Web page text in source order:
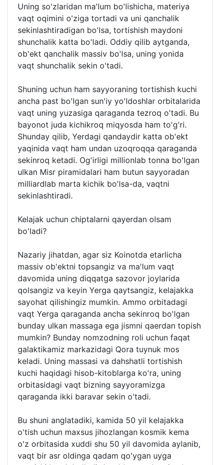
Uning so'zlaridan ma'lum bo'lishicha, materiya
vaqt oqimini o'ziga tortadi va uni qanchalik
sekinlashtiradigan bo'lsa, tortishish maydoni
shunchalik katta bo'ladi. Oddiy qilib aytganda,
ob'ekt qanchalik massiv bo'lsa, uning yonida
vaqt shunchalik sekin o'tadi.
Shuning uchun ham sayyoraning tortishish kuchi
ancha past bo'lgan sun'iy yo'ldoshlar orbitalarida
vaqt uning yuzasiga qaraganda tezroq o'tadi. Bu
bayonot juda kichikroq miqyosda ham to'g'ri.
Shunday qilib, Yerdagi qandaydir katta ob'ekt
yaqinida vaqt ham undan uzoqroqqa qaraganda
sekinroq ketadi. Og'irligi millionlab tonna bo'lgan
ulkan Misr piramidalari ham butun sayyoradan
milliardlab marta kichik bo'lsa-da, vaqtni
sekinlashtiradi.
Kelajak uchun chiptalarni qayerdan olsam
bo'ladi?
Nazariy jihatdan, agar siz Koinotda etarlicha
massiv ob'ektni topsangiz va ma'lum vaqt
davomida uning diqqatga sazovor joylarida
qolsangiz va keyin Yerga qaytsangiz, kelajakka
sayohat qilishingiz mumkin. Ammo orbitadagi
vaqt Yerga qaraganda ancha sekinroq bo'lgan
bunday ulkan massaga ega jismni qaerdan topish
mumkin? Bunday nomzodning roli uchun faqat
galaktikamiz markazidagi Qora tuynuk mos
keladi. Uning massasi va dahshatli tortishish
kuchi haqidagi hisob-kitoblarga ko'ra, uning
orbitasidagi vaqt bizning sayyoramizga
qaraganda ikki baravar sekin o'tadi.
Bu shuni anglatadiki, kamida 50 yil kelajakka
o'tish uchun maxsus jihozlangan kosmik kema
o'z orbitasida xuddi shu 50 yil davomida aylanib,
vaqt bir asr oldinga qadam qo'ygan uyga